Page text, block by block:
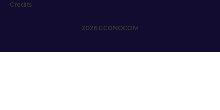
Credits
2026 ECONOCOM